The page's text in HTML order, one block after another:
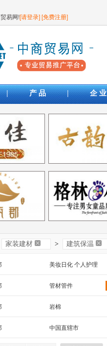
易网![请登录][免费注册]
| 产 品 | 企 业
家装建材 > 建筑保温
美妆日化 个人护理
防护 五金工具
家装建材
管材管件
岩棉
酯板
外墙岩棉
中国直辖市